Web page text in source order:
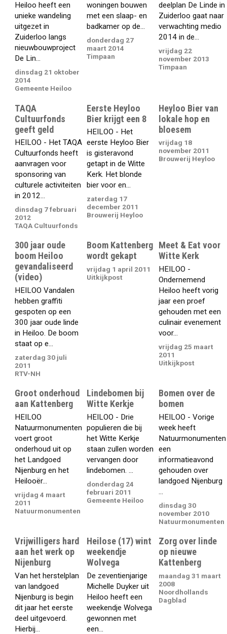
Heiloo heeft een
unieke wandeling
uitgezet in
Zuiderloo langs
nieuwbouwproject
De Lin...
dinsdag 21 oktober
2014
Gemeente Heiloo
woningen bouwen
met een slaap- en
badkamer op de...
donderdag 27
maart 2014
Timpaan
deelplan De Linde in
Zuiderloo gaat naar
verwachting medio
2014 in de...
vrijdag 22
november 2013
Timpaan
TAQA
Cultuurfonds
geeft geld
HEILOO - Het TAQA
Cultuurfonds heeft
aanvragen voor
sponsoring van
culturele activiteiten
in 2012...
dinsdag 7 februari
2012
TAQA Cultuurfonds
Eerste Heyloo
Bier krijgt een 8
HEILOO - Het
eerste Heyloo Bier
is gisteravond
getapt in de Witte
Kerk. Het blonde
bier voor en...
zaterdag 17
december 2011
Brouwerij Heyloo
Heyloo Bier van
lokale hop en
bloesem
vrijdag 18
november 2011
Brouwerij Heyloo
300 jaar oude
boom Heiloo
gevandaliseerd
(video)
HEILOO Vandalen
hebben graffiti
gespoten op een
300 jaar oude linde
in Heiloo. De boom
staat op e...
zaterdag 30 juli
2011
RTV-NH
Boom Kattenberg
wordt gekapt
vrijdag 1 april 2011
Uitkijkpost
Meet & Eat voor
Witte Kerk
HEILOO -
Ondernemend
Heiloo heeft vorig
jaar een proef
gehouden met een
culinair evenement
voor...
vrijdag 25 maart
2011
Uitkijkpost
Groot onderhoud
aan Kattenberg
HEILOO 
Natuurmonumenten
voert groot
onderhoud uit op
het Landgoed
Nijenburg en het
Heilooër...
vrijdag 4 maart
2011
Natuurmonumenten
Lindebomen bij
Witte Kerkje
HEILOO - Drie
populieren die bij
het Witte Kerkje
staan zullen worden
vervangen door
lindebomen. ...
donderdag 24
februari 2011
Gemeente Heiloo
Bomen over de
bomen
HEILOO - Vorige
week heeft
Natuurmonumenten
een
informatieavond
gehouden over
landgoed Nijenburg
...
dinsdag 30
november 2010
Natuurmonumenten
Vrijwilligers hard
aan het werk op
Nijenburg
Van het herstelplan
van landgoed
Nijenburg is begin
dit jaar het eerste
deel uitgevoerd.
Hierbij...
Heilose (17) wint
weekendje
Wolvega
De zeventienjarige
Michelle Duyker uit
Heiloo heeft een
weekendje Wolvega
gewonnen met
een...
Zorg over linde
op nieuwe
Kattenberg
maandag 31 maart
2008
Noordhollands
Dagblad